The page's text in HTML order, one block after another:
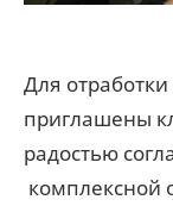
Для
приглашены
радостью
комплексной